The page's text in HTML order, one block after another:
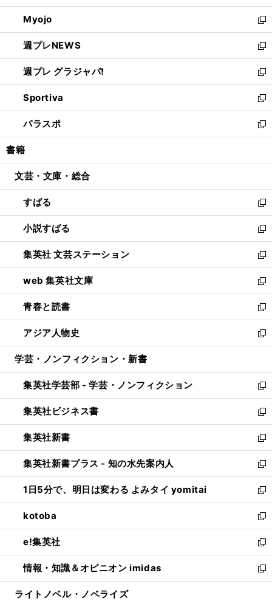
開
く
ウ
で
開
く
ン
ド
ウ
で
開
く
ウ
ィ
ン
ド
ウ
で
開
く
Myojo
新
し
い
ウ
ィ
ン
ド
ウ
で
開
週プレNEWS
新
し
い
ウ
ィ
ン
ド
ウ
開
週プレ グラジャパ!
新
し
い
ウ
ィ
ン
ウ
開
く
Sportiva
新
し
い
ウ
ン
ウ
で
開
く
パラスポ
新
し
ウ
ン
ド
ウ
で
開
く
書籍
文芸・文庫・総合
すばる
新
し
い
ウ
ィ
ン
ド
ウ
で
開
く
小説すばる
新
し
い
ウ
ィ
ン
ド
ウ
で
開
集英社 文芸ステーション
新
し
い
ウ
ィ
ン
ド
ウ
開
く
web 集英社文庫
新
し
い
ウ
ィ
ン
ウ
で
開
く
青春と読書
新
し
い
ウ
ン
ド
ウ
で
開
く
アジア人物史
新
し
ウ
ィ
ン
ド
ウ
で
開
く
学芸・ノンフィクション・新書
集英社学芸部 - 学芸・ノンフィクション
新
し
い
ウ
ィ
ン
ド
ウ
で
開
く
集英社ビジネス書
新
し
い
ウ
ィ
ン
ド
ウ
で
開
く
集英社新書
新
し
い
ウ
ィ
ン
ド
ウ
で
開
く
集英社新書プラス - 知の水先案内人
新
し
い
ウ
ィ
ン
ド
ウ
で
開
1日5分で、明日は変わる よみタイ yomitai
新
し
い
ウ
ィ
ン
ド
ウ
kotoba
新
し
い
ウ
ィ
ン
e!集英社
新
し
い
ウ
情報・知識＆オピニオン imidas
新
し
ライトノベル・ノベライズ